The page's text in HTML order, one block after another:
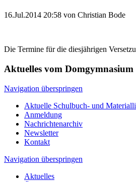
16.Jul.2014 20:58 von Christian Bode
Die Termine für die diesjährigen
Aktuelles vom Domgymnasium
Navigation überspringen
Aktuelle Schulbuch- und
Anmeldung
Nachrichtenarchiv
Newsletter
Kontakt
Navigation überspringen
Aktuelles